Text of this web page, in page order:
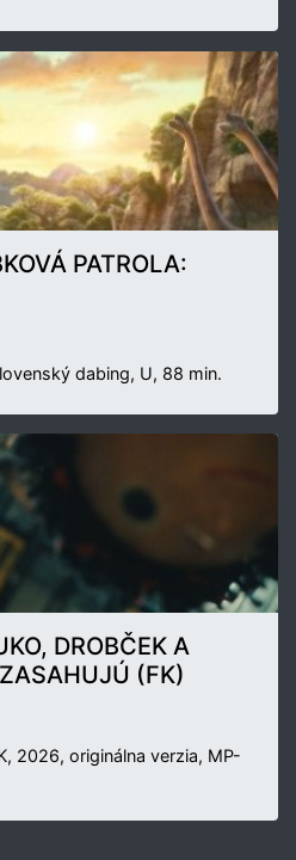
PATROLA:
dabing, U, 88 min.
DROBČEK A
(FK)
2026, originálna verzia, MP-